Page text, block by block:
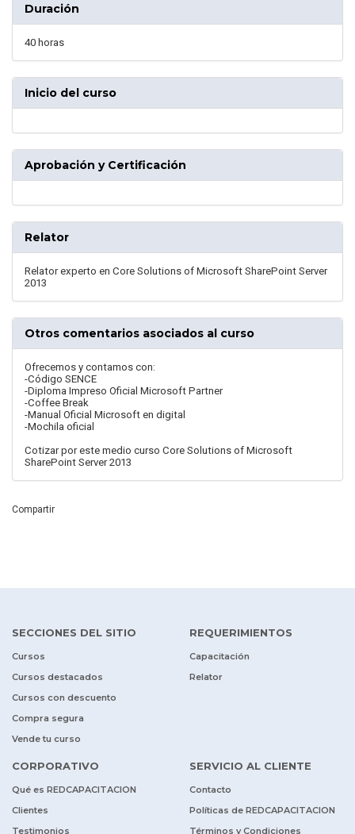
Duración
40 horas
Inicio del curso
Aprobación y Certificación
Relator
Relator experto en Core Solutions of Microsoft SharePoint Server
2013
Otros comentarios asociados al curso
Ofrecemos y contamos con:
-Código SENCE
-Diploma Impreso Oficial Microsoft Partner
-Coffee Break
-Manual Oficial Microsoft en digital
-Mochila oficial
Cotizar por este medio curso Core Solutions of Microsoft
SharePoint Server 2013
Compartir
SECCIONES DEL SITIO
Cursos
Cursos destacados
Cursos con descuento
Compra segura
Vende tu curso
REQUERIMIENTOS
Capacitación
Relator
CORPORATIVO
Qué es REDCAPACITACION
Clientes
Testimonios
SERVICIO AL CLIENTE
Contacto
Políticas de REDCAPACITACION
Términos y Condiciones